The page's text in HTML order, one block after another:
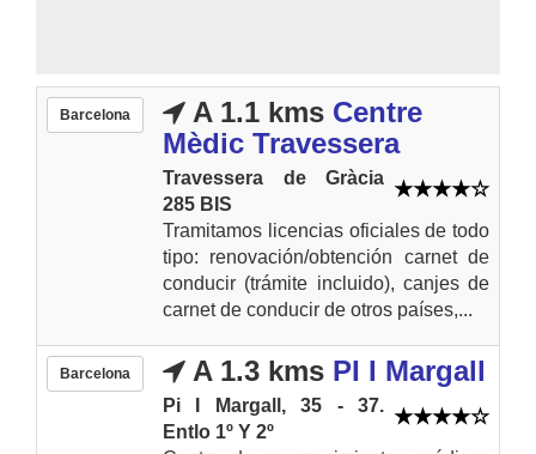
Barcelona A 1.1 kms Centre
Mèdic Travessera
Travessera de Gràcia
285 BIS
Tramitamos licencias oficiales de todo
tipo: renovación/obtención carnet de
conducir (trámite incluido), canjes de
carnet de conducir de otros países,...
Barcelona A 1.3 kms PI I Margall
Pi I Margall, 35 - 37.
Entlo 1º Y 2º